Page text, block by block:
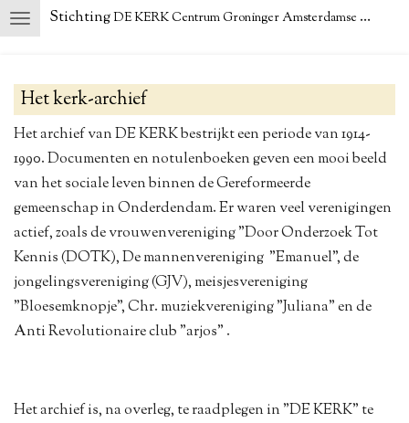
Ga
de
hoofdinhoud
StichtingDE KERK Centrum Groninger Amsterdamse School
Het kerk-archief
Het archief van DE KERK bestrijkt een periode van 1914-
1990. Documenten en notulenboeken geven een mooi beeld
van het sociale leven binnen de Gereformeerde
gemeenschap in Onderdendam. Er waren veel verenigingen
actief, zoals de vrouwenvereniging "Door Onderzoek Tot
Kennis (DOTK), De mannenvereniging "Emanuel", de
jongelingsvereniging (GJV), meisjesvereniging
"Bloesemknopje", Chr. muziekvereniging "Juliana" en de
Anti Revolutionaire club "arjos" .
Het archief is, na overleg, te raadplegen in "DE KERK" te